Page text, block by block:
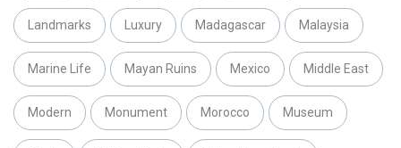
Landmarks Luxury Madagascar Malaysia
Marine Life Mayan Ruins Mexico Middle East
Modern Monument Morocco Museum